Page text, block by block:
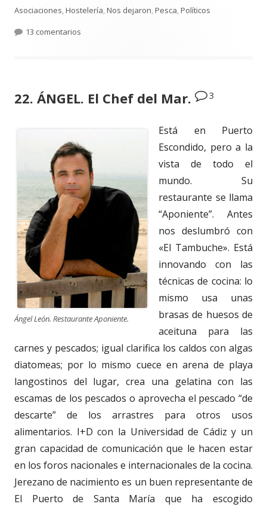
el
Asociaciones,Hostelería,Nos dejaron,Pesca,Políticos
13 comentarios
22. ÁNGEL. El Chef del Mar. 3
Ángel León. Restaurante Aponiente.
Está en Puerto
Escondido, pero a la
vista de todo el
mundo. Su
restaurante se llama
“Aponiente”. Antes
nos deslumbró con
«El Tambuche». Está
innovando con las
técnicas de cocina: lo
mismo usa unas
brasas de huesos de
aceituna para las
carnes y pescados; igual clarifica los caldos con algas
diatomeas; por lo mismo cuece en arena de playa
langostinos del lugar, crea una gelatina con las
escamas de los pescados o aprovecha el pescado “de
descarte” de los arrastres para otros usos
alimentarios. I+D con la Universidad de Cádiz y un
gran capacidad de comunicación que le hacen estar
en los foros nacionales e internacionales de la cocina.
Jerezano de nacimiento es un buen representante de
El Puerto de Santa María que ha escogido